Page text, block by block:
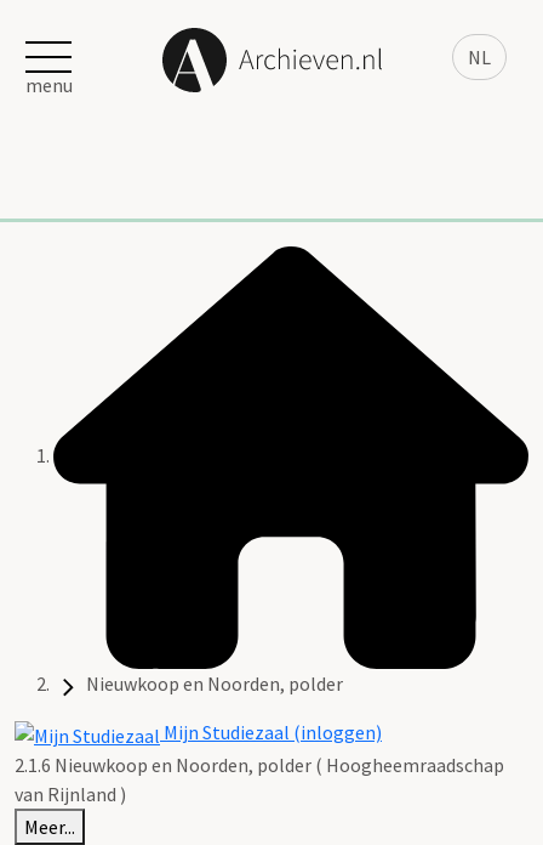
NL
menu
Nieuwkoop en Noorden, polder
Mijn Studiezaal (inloggen)
2.1.6 Nieuwkoop en Noorden, polder ( Hoogheemraadschap
van Rijnland )
Meer...